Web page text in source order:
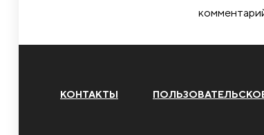
КОНТАКТЫ